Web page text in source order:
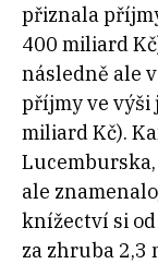
přiznala
400 miliard
následně ale
příjmy ve výši
miliard Kč).
ale
knížectví si
za zhruba 2,3